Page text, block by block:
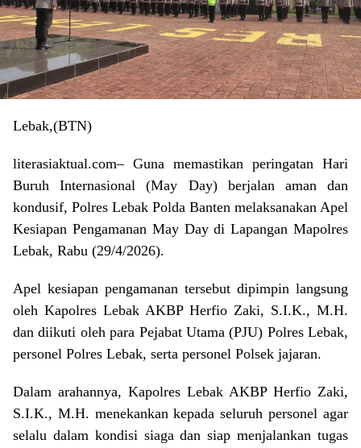
Lebak,(BTN)
literasiaktual.com– Guna memastikan peringatan Hari
Buruh Internasional (May Day) berjalan aman dan
kondusif, Polres Lebak Polda Banten melaksanakan Apel
Kesiapan Pengamanan May Day di Lapangan Mapolres
Lebak, Rabu (29/4/2026).
Apel kesiapan pengamanan tersebut dipimpin langsung
oleh Kapolres Lebak AKBP Herfio Zaki, S.I.K., M.H.
dan diikuti oleh para Pejabat Utama (PJU) Polres Lebak,
personel Polres Lebak, serta personel Polsek jajaran.
Dalam arahannya, Kapolres Lebak AKBP Herfio Zaki,
S.I.K., M.H. menekankan kepada seluruh personel agar
selalu dalam kondisi siaga dan siap menjalankan tugas